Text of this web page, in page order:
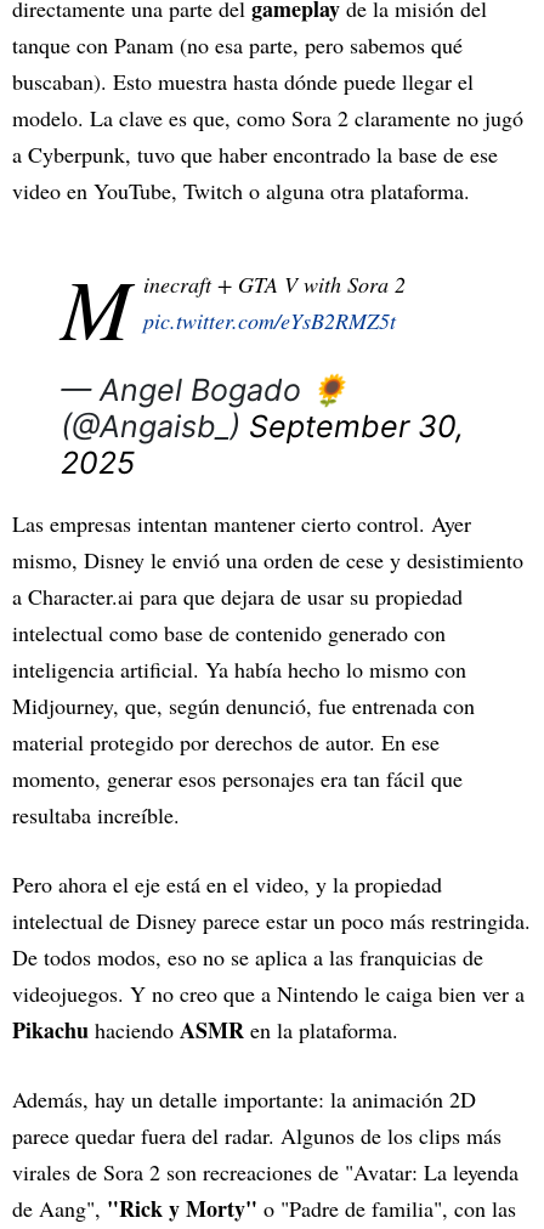
directamente una parte del gameplay de la misión del
tanque con Panam (no esa parte, pero sabemos qué
buscaban). Esto muestra hasta dónde puede llegar el
modelo. La clave es que, como Sora 2 claramente no jugó
a Cyberpunk, tuvo que haber encontrado la base de ese
video en YouTube, Twitch o alguna otra plataforma.
M inecraft + GTA V with Sora 2
pic.twitter.com/eYsB2RMZ5t
— Angel Bogado 🌻
(@Angaisb_) September 30,
2025
Las empresas intentan mantener cierto control. Ayer
mismo, Disney le envió una orden de cese y desistimiento
a Character.ai para que dejara de usar su propiedad
intelectual como base de contenido generado con
inteligencia artificial. Ya había hecho lo mismo con
Midjourney, que, según denunció, fue entrenada con
material protegido por derechos de autor. En ese
momento, generar esos personajes era tan fácil que
resultaba increíble.
Pero ahora el eje está en el video, y la propiedad
intelectual de Disney parece estar un poco más restringida.
De todos modos, eso no se aplica a las franquicias de
videojuegos. Y no creo que a Nintendo le caiga bien ver a
Pikachu haciendo ASMR en la plataforma.
Además, hay un detalle importante: la animación 2D
parece quedar fuera del radar. Algunos de los clips más
virales de Sora 2 son recreaciones de "Avatar: La leyenda
de Aang", "Rick y Morty" o "Padre de familia", con las